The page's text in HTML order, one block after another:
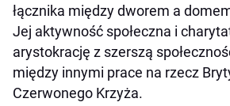
łącznika między dworem a
Jej aktywność społeczna i
arystokrację z szerszą
między innymi prace na rzecz
Czerwonego Krzyża.